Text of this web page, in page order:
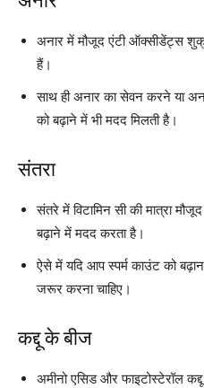
अनार में मौजूद एंटी ऑक्सीडेंट्स
हैं।
साथ ही अनार का सेवन करने या
को बढ़ाने में भी मदद मिलती है।
संतरा
संतरे में विटामिन सी की मात्रा
बढ़ाने में मदद करता है।
ऐसे में यदि आप स्पर्म काउंट को
जरूर करना चाहिए।
कद्दू के बीज
अमीनो एसिड और फाइटोस्‍टेरॉल